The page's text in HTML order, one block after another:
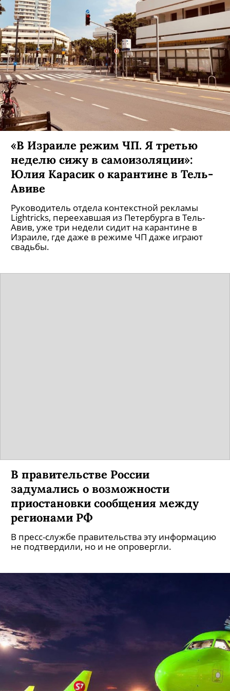
«В Израиле режим ЧП. Я третью
неделю сижу в самоизоляции»:
Юлия Карасик о карантине в Тель-
Авиве
Руководитель отдела контекстной рекламы
Lightricks, переехавшая из Петербурга в Тель-
Авив, уже три недели сидит на карантине в
Израиле, где даже в режиме ЧП даже играют
свадьбы.
В правительстве России
задумались о возможности
приостановки сообщения между
регионами РФ
В пресс-службе правительства эту информацию
не подтвердили, но и не опровергли.